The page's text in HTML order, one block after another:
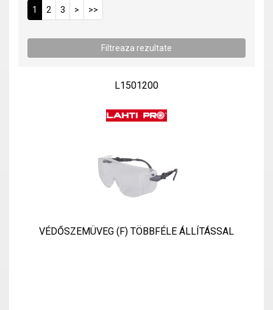
1 2 3 > >>
L1501200
VÉDŐSZEMÜVEG (F) TÖBBFÉLE ÁLLÍTÁSSAL